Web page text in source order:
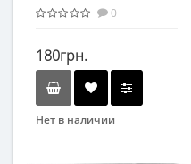
0
180грн.
Нет в наличии